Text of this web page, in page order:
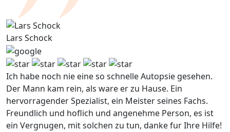
Lars Schock
Ich habe noch nie eine so schnelle Autopsie gesehen.
Der Mann kam rein, als ware er zu Hause. Ein
hervorragender Spezialist, ein Meister seines Fachs.
Freundlich und hoflich und angenehme Person, es ist
ein Vergnugen, mit solchen zu tun, danke fur Ihre Hilfe!